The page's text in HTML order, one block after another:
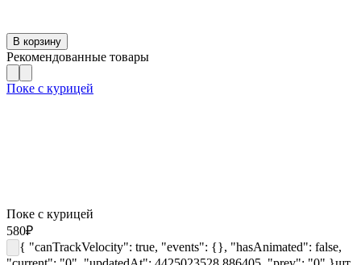
В корзину
Рекомендованные товары
Поке с курицей
Поке с курицей
580₽
{ "canTrackVelocity": true, "events": {}, "hasAnimated": false,